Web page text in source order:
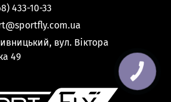
433-10-33
вул. Віктора
49
КНОПКА
ЗВ'ЯЗКУ